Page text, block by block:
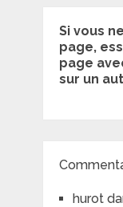
Si vous
page,
page
sur un
hurot